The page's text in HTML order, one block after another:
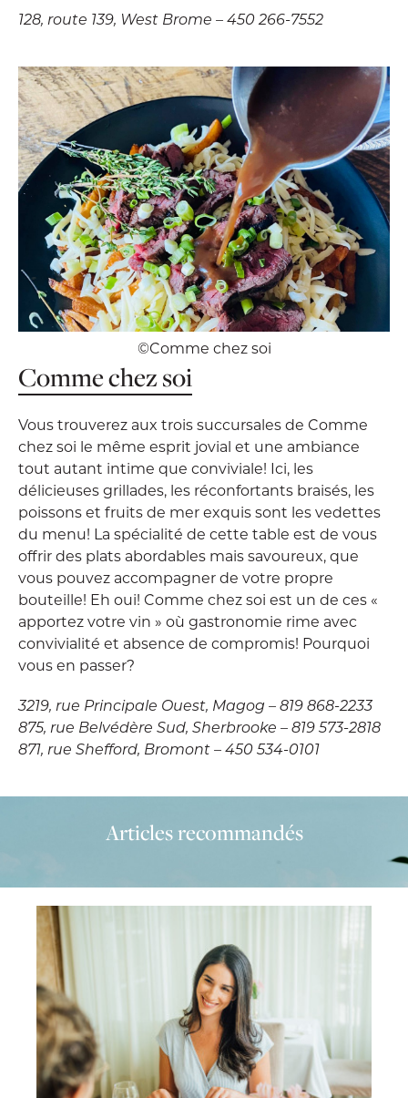
128, route 139, West Brome – 450 266-7552
©Comme chez soi
Comme chez soi
Vous trouverez aux trois succursales de Comme
chez soi le même esprit jovial et une ambiance
tout autant intime que conviviale! Ici, les
délicieuses grillades, les réconfortants braisés, les
poissons et fruits de mer exquis sont les vedettes
du menu! La spécialité de cette table est de vous
offrir des plats abordables mais savoureux, que
vous pouvez accompagner de votre propre
bouteille! Eh oui! Comme chez soi est un de ces «
apportez votre vin » où gastronomie rime avec
convivialité et absence de compromis! Pourquoi
vous en passer?
3219, rue Principale Ouest, Magog – 819 868-2233
875, rue Belvédère Sud, Sherbrooke – 819 573-2818
871, rue Shefford, Bromont – 450 534-0101
Articles recommandés